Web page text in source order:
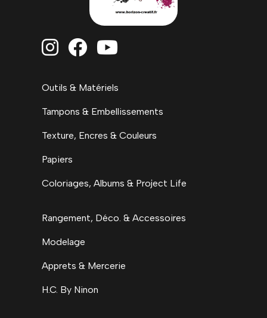
  
Outils & Matériels
Tampons & Embellissements
Texture, Encres & Couleurs
Papiers
Coloriages, Albums & Project Life
Rangement, Déco. & Accessoires
Modelage
Apprets & Mercerie
H.C. By Ninon